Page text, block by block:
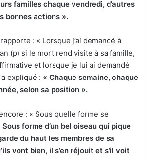
familles chaque vendredi, d’autres
bonnes actions ».
: « Lorsque j’ai demandé à
(p) si le mort rend visite à sa famille,
et lorsque je lui ai demandé
expliqué : « Chaque semaine, chaque
selon sa position ».
: « Sous quelle forme se
Sous forme d’un bel oiseau qui pique
du haut les membres de sa
vont bien, il s’en réjouit et s’il voit